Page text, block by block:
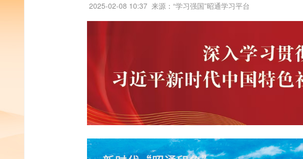
2025-02-08 10:37 来源：“学习强国”昭通学习平台